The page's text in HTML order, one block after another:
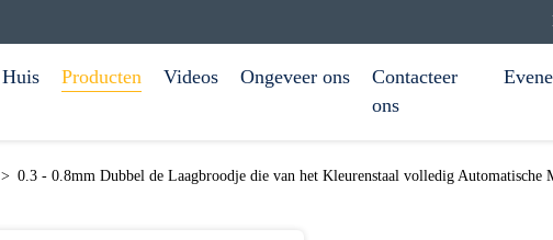
Huis Producten Videos Ongeveer ons
Contacteer
ons
> 0.3 - 0.8mm Dubbel de Laagbroodje die van het Kleurenstaal volledig Automatische